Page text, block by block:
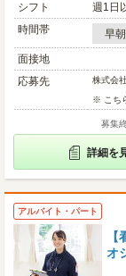
シフト
週1日
時間帯
早朝
面接地
応募先
株式会
※ こち
募集
詳細を
アルバイト・パート
オ